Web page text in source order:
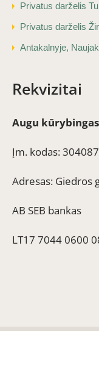
Privatus darželis
Privatus darželis
Antakalnyje,
Rekvizitai
Augu
Įm. kodas:
Adresas: Giedros
AB SEB bankas
LT17 7044 0600